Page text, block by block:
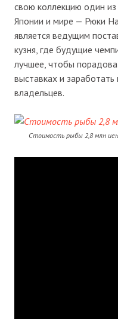
свою коллекцию один
Японии и мире — Рюки
является ведущим
кузня, где будущие
лучшее, чтобы
выставках и
владельцев.
Стоимость рыбы 2,8 млн иен